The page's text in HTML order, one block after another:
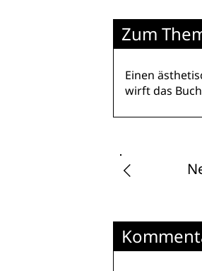
Zum
Einen
wirft das Buch